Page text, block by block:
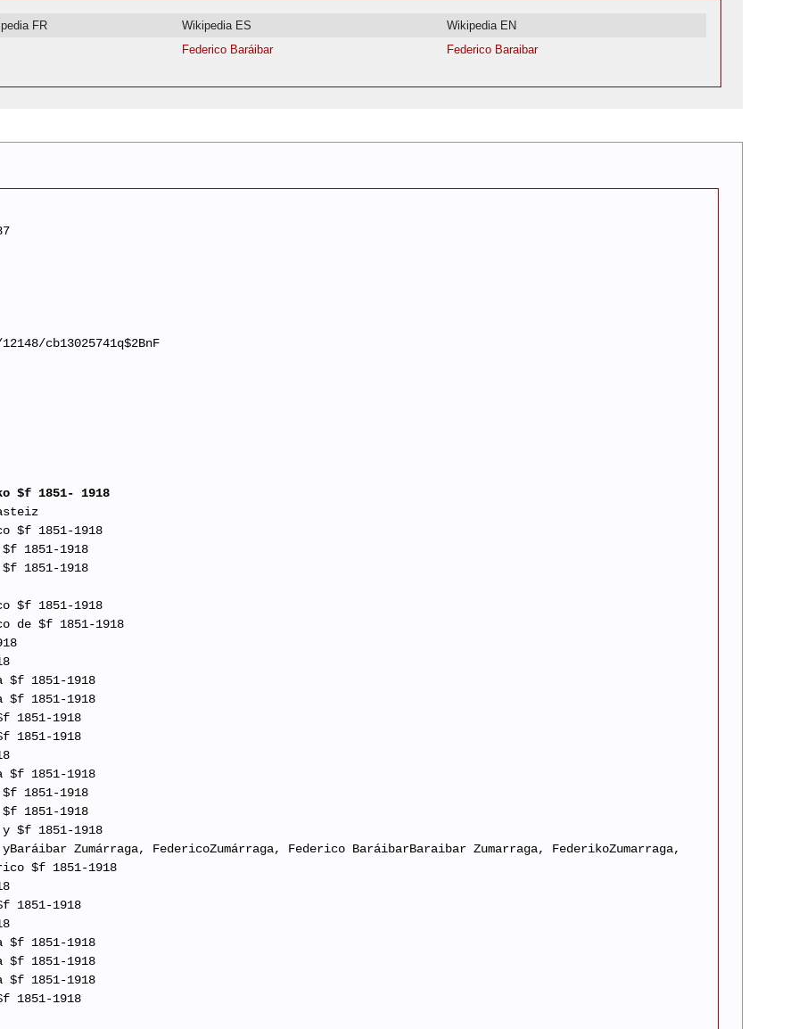
FR Wikipedia ES
Wikipedia EN
Federico Baráibar Federico Baraibar
cb13025741q$2BnF
$f 1851- 1918
$f 1851-1918
1851-1918
1851-1918
$f 1851-1918
de $f 1851-1918
$f 1851-1918
$f 1851-1918
1851-1918
1851-1918
$f 1851-1918
1851-1918
1851-1918
$f 1851-1918
Zumárraga, FedericoZumárraga, Federico BaráibarBaraibar Zumarraga, FederikoZumarraga,
$f 1851-1918
1851-1918
$f 1851-1918
$f 1851-1918
$f 1851-1918
1851-1918